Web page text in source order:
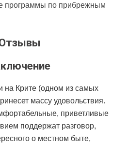
программы по прибрежным
на Крите (одном из самых
массу удовольствия.
приветливые
поддержат разговор,
о местном быте,